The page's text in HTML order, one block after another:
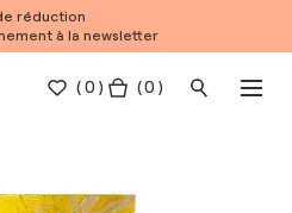
réduction
à la newsletter
(0 ) ( 0 )